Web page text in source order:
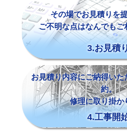
その場でお見積りを
ご不明な点はなんでもご
3.お見積
お見積り内容にご納得いた
約。
修理に取り掛か
4.工事開